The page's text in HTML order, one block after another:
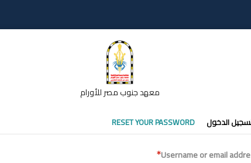
معهد جنوب مصر للأورام
الدخول RESET YOUR PASSWORD
Username or email